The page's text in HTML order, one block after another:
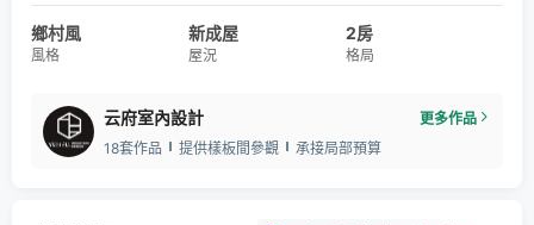
鄉村風
風格
新成屋
屋況
2房
格局
云府室內設計
更多作品
18套作品
提供樣板間參觀 承接局部預算